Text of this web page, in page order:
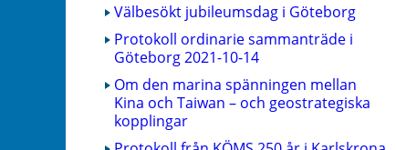
Välbesökt jubileumsdag i Göteborg
Protokoll ordinarie sammanträde i
Göteborg 2021-10-14
Om den marina spänningen mellan
Kina och Taiwan – och geostrategiska
kopplingar